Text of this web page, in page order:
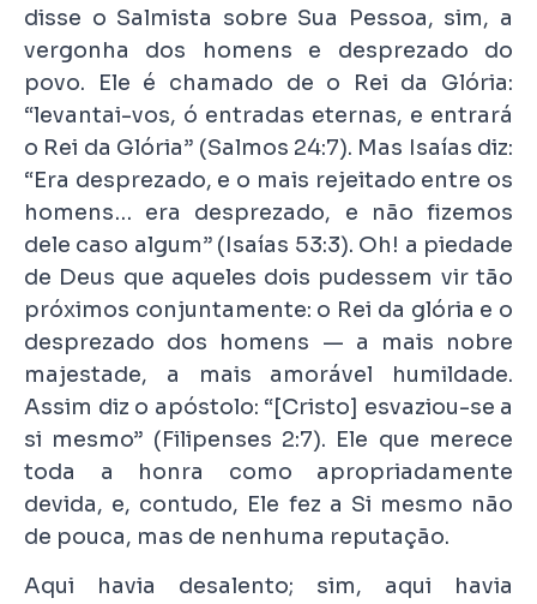
disse o Salmista sobre Sua Pessoa, sim, a
vergonha dos homens e desprezado do
povo. Ele é chamado de o Rei da Glória:
“levantai-vos, ó entradas eternas, e entrará
o Rei da Glória” (Salmos 24:7). Mas Isaías diz:
“Era desprezado, e o mais rejeitado entre os
homens… era desprezado, e não fizemos
dele caso algum” (Isaías 53:3). Oh! a piedade
de Deus que aqueles dois pudessem vir tão
próximos conjuntamente: o Rei da glória e o
desprezado dos homens — a mais nobre
majestade, a mais amorável humildade.
Assim diz o apóstolo: “[Cristo] esvaziou-se a
si mesmo” (Filipenses 2:7). Ele que merece
toda a honra como apropriadamente
devida, e, contudo, Ele fez a Si mesmo não
de pouca, mas de nenhuma reputação.
Aqui havia desalento; sim, aqui havia